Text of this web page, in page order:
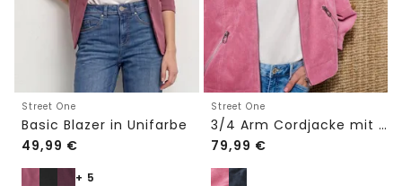
Street One
Basic Blazer in Unifarbe
49,99 €
+ 5
Street One
3/4 Arm Cordjacke mit Hemdkragen
79,99 €